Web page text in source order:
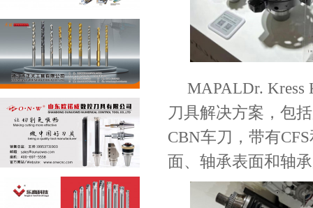
MAPALDr. Kress
刀具解决方案，包
CBN车刀，带有CFS
面、轴承表面和轴